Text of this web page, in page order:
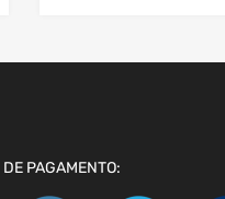
DE PAGAMENTO: